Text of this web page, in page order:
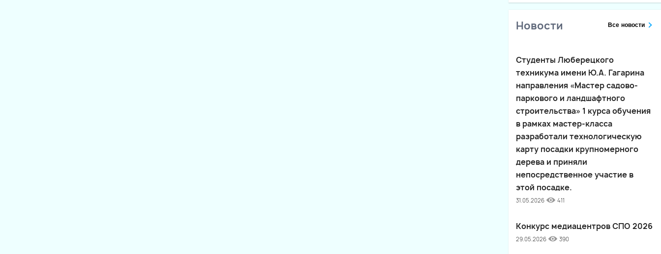
Новости Все новости
Студенты Люберецкого
техникума имени Ю.А. Гагарина
направления «Мастер садово-
паркового и ландшафтного
строительства» 1 курса обучения
в рамках мастер-класса
разработали технологическую
карту посадки крупномерного
дерева и приняли
непосредственное участие в
этой посадке.
31.05.2026 411
Конкурс медиацентров СПО 2026
29.05.2026 390